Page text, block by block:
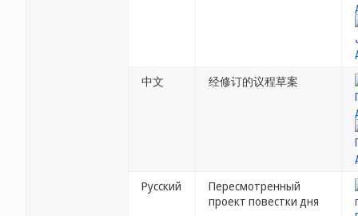
中文 经修订的议程草案
Русский
Пересмотренный
проект повестки дня